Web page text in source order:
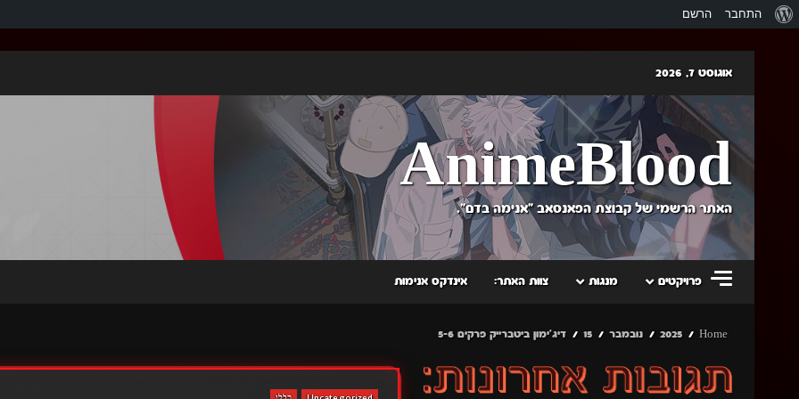
אודות
התחבר הרשם
content
אוגוסט 7, 2026
AnimeBlood
האתר הרשמי של קבוצת הפאנסאב "אנימה בדם".
פרויקטים מנגות צוות האתר: אינדקס אנימות
Home
2025 נובמבר 15 דיג'ימון ביטברייק פרקים 5-6